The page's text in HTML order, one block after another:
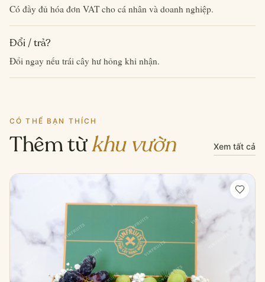
Có đầy đủ hóa đơn VAT cho cá nhân và doanh nghiệp.
Đổi / trả?
Đổi ngay nếu trái cây hư hỏng khi nhận.
CÓ THỂ BẠN THÍCH
Thêm từkhu vườn Xem tất cả